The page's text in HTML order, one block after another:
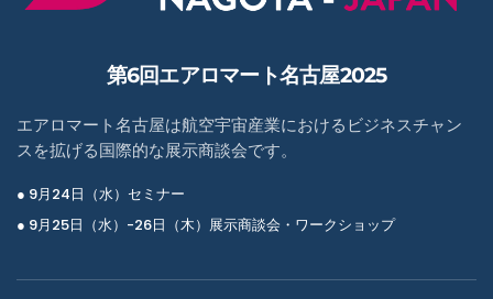
第6回エアロマート名古屋2025
エアロマート名古屋は航空宇宙産業におけるビジネスチャン
スを拡げる国際的な展示商談会です。
● 9月24日（水）セミナー
● 9月25日（水）-26日（木）展示商談会・ワークショップ